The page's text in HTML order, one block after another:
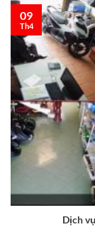
Dịch
09
Th4